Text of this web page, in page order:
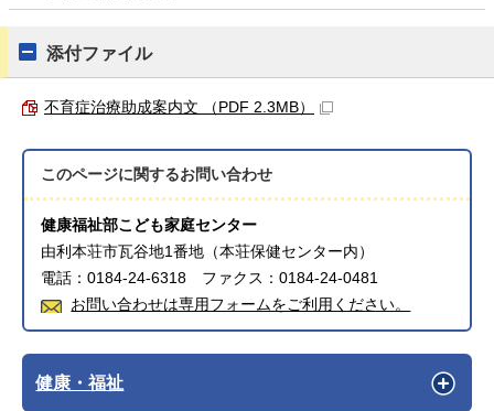
添付ファイル
不育症治療助成案内文 （PDF 2.3MB）
このページに関するお問い合わせ
健康福祉部こども家庭センター
由利本荘市瓦谷地1番地（本荘保健センター内）
電話：0184-24-6318 ファクス：0184-24-0481
お問い合わせは専用フォームをご利用ください。
健康・福祉